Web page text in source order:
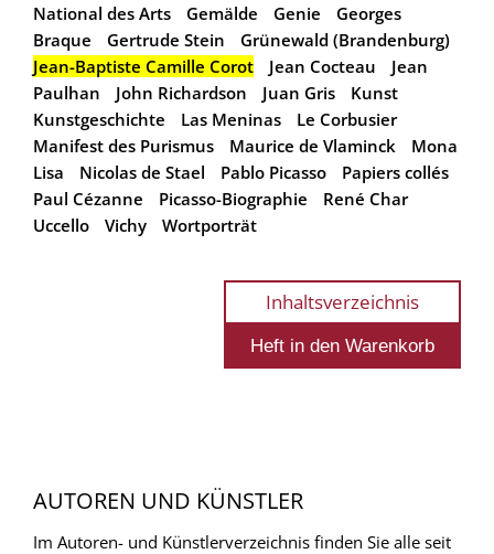
National des Arts
Gemälde Genie
Georges
Braque
Gertrude Stein
Grünewald (Brandenburg)
Jean-Baptiste Camille Corot
Jean Cocteau
Jean
Paulhan
John Richardson Juan Gris
Kunst
Kunstgeschichte
Las Meninas
Le Corbusier
Manifest des Purismus
Maurice de Vlaminck
Mona
Lisa
Nicolas de Stael Pablo Picasso
Papiers collés
Paul Cézanne
Picasso-Biographie
René Char
Uccello
Vichy Wortporträt
Inhaltsverzeichnis
AUTOREN UND KÜNSTLER
Im Autoren- und Künstlerverzeichnis finden Sie alle seit